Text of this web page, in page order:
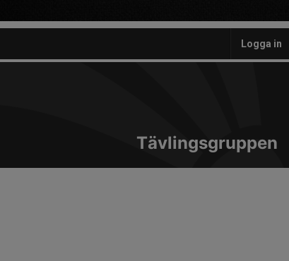
Logga in
Tävlingsgruppen